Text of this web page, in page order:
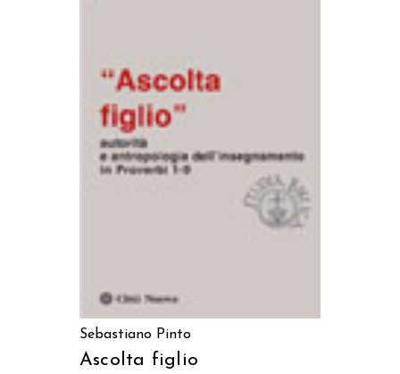
AGGIUNGI AL CARRELLO
Sebastiano Pinto
Ascolta figlio